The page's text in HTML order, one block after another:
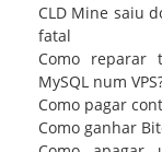
CLD Mine saiu
fatal
Como reparar
MySQL num
Como pagar
Como ganhar